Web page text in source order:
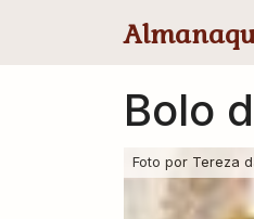
Bolo
Foto por Tereza